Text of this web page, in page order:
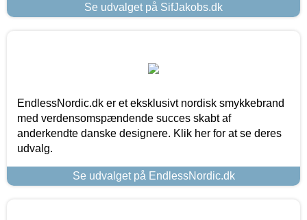
Se udvalget på SifJakobs.dk
EndlessNordic.dk er et eksklusivt nordisk smykkebrand
med verdensomspændende succes skabt af
anderkendte danske designere. Klik her for at se deres
udvalg.
Se udvalget på EndlessNordic.dk